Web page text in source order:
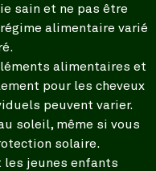
sain et ne pas être
alimentaire varié
alimentaires et
pour les cheveux
peuvent varier.
soleil, même si vous
solaire.
les jeunes enfants